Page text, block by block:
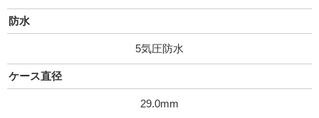
防水
5気圧防水
ケース直径
29.0mm